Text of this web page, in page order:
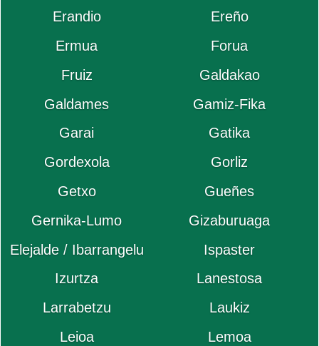
Erandio
Ereño
Ermua
Forua
Fruiz
Galdakao
Galdames
Gamiz-Fika
Garai
Gatika
Gordexola
Gorliz
Getxo
Gueñes
Gernika-Lumo
Gizaburuaga
Elejalde / Ibarrangelu
Ispaster
Izurtza
Lanestosa
Larrabetzu
Laukiz
Leioa
Lemoa